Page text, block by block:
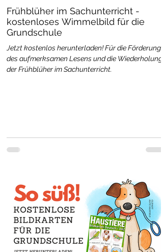
Frühblüher im Sachunterricht -
kostenloses Wimmelbild für die
Grundschule
Jetzt kostenlos herunterladen! Für die Förderung
des aufmerksamen Lesens und die Wiederholung
der Frühblüher im Sachunterricht.